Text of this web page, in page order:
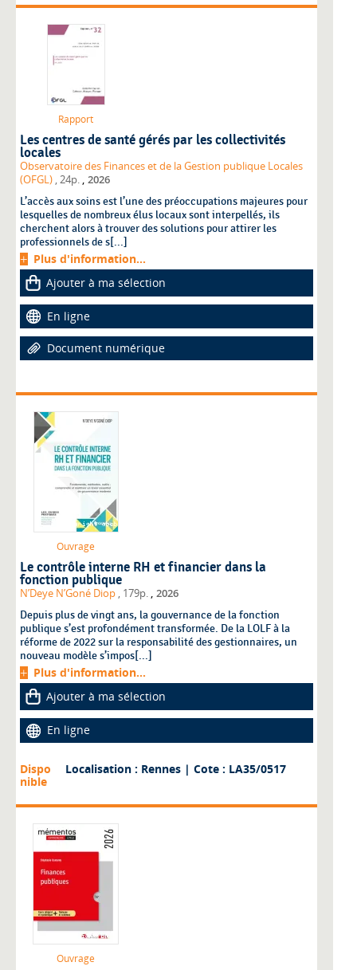
Rapport
Les centres de santé gérés par les collectivités
locales
Observatoire des Finances et de la Gestion publique Locales
(OFGL) , 24p. 2026
L’accès aux soins est l’une des préoccupations majeures pour
lesquelles de nombreux élus locaux sont interpellés, ils
cherchent alors à trouver des solutions pour attirer les
professionnels de s[...]
Plus d'information...
Ajouter à ma sélection
En ligne
Document numérique
Ouvrage
Le contrôle interne RH et financier dans la
fonction publique
N’Deye N’Goné Diop , 179p. , 2026
Depuis plus de vingt ans, la gouvernance de la fonction
publique s’est profondément transformée. De la LOLF à la
réforme de 2022 sur la responsabilité des gestionnaires, un
nouveau modèle s’impos[...]
Plus d'information...
Ajouter à ma sélection
En ligne
Dispo
nible
Localisation : Rennes | Cote : LA35/0517
Ouvrage